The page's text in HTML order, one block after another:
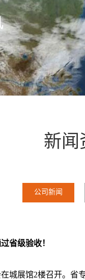
新闻
公司新闻
省级验收！
城展馆2楼召开。省